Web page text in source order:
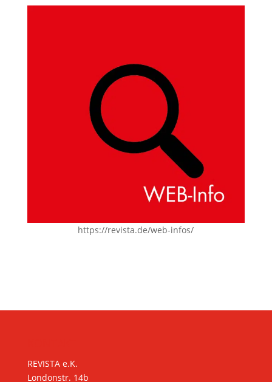
https://revista.de/web-infos/
REVISTA e.K.
Londonstr. 14b